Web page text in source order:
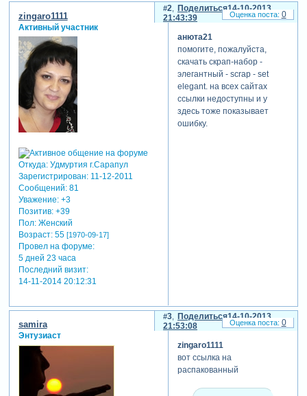
скрытого текста
чтобы увидеть
ссылки
или
зарегистрируйтесь
теги: скрап-набор,скрап
Поделиться
2
14-10-2013
21:43:39
zingaro1111
Активный участник
Откуда:Удмуртия г.Сарапул
Зарегистрирован: 11-12-2011
Сообщений:81
Уважение: +3
Позитив: +39
Пол:Женский
Возраст:55 [1970-09-17]
Провел на форуме:
5 дней 23 часа
Последний визит:
14-11-2014 20:12:31
анюта21
помогите, пожалуйста,
скачать скрап-набор -
элегантный - scrap - set
elegant. на всех сайтах
ссылки недоступны и у
здесь тоже показывает
ошибку.
0
Поделиться
3
14-10-2013
21:53:08
samira
Энтузиаст
zingaro1111
вот ссылка на
распакованный
0